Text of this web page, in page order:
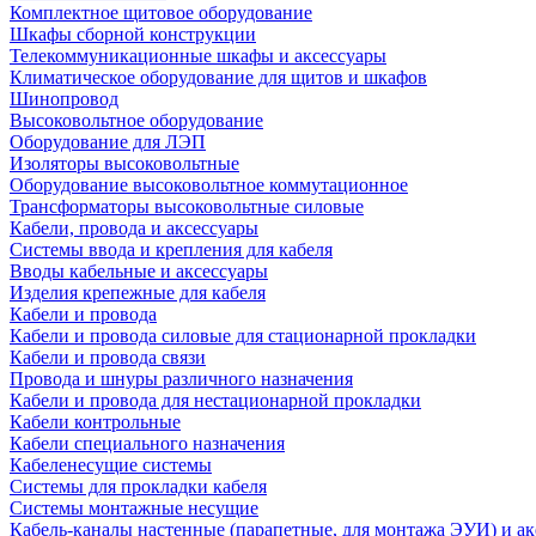
Комплектное щитовое оборудование
Шкафы сборной конструкции
Телекоммуникационные шкафы и аксессуары
Климатическое оборудование для щитов и шкафов
Шинопровод
Высоковольтное оборудование
Оборудование для ЛЭП
Изоляторы высоковольтные
Оборудование высоковольтное коммутационное
Трансформаторы высоковольтные силовые
Кабели, провода и аксессуары
Системы ввода и крепления для кабеля
Вводы кабельные и аксессуары
Изделия крепежные для кабеля
Кабели и провода
Кабели и провода силовые для стационарной прокладки
Кабели и провода связи
Провода и шнуры различного назначения
Кабели и провода для нестационарной прокладки
Кабели контрольные
Кабели специального назначения
Кабеленесущие системы
Системы для прокладки кабеля
Системы монтажные несущие
Кабель-каналы настенные (парапетные, для монтажа ЭУИ) и